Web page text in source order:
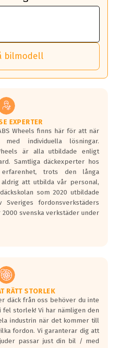
dig att ta med fälgarna till din
/ Bultmönster.
och är kompatibla med
är av storlek (17mm hylsa
kan vi matcha
passar till 100%
och är inget du som förare
och skickar signaler om lufttryck
koll på att dina däck håller rätt
i något däck varnar TPMS dig
alltid ska ha koll på lufttrycket i
är kompatibla med TPMS
bilmodell
EXPERTER
Wheels finns här för att när
individuella lösningar.
är alla utbildade enligt
Samtliga däckexperter hos
trots den långa
att utbilda vår personal,
som 2020 utbildade
Sveriges fordonsverkstäders
svenska verkstäder under
RÄTT STORLEK
däck från oss behöver du inte
storlek! Vi har nämligen den
industrin när det kommer till
fordon. Vi garanterar dig att
passar just din bil / med